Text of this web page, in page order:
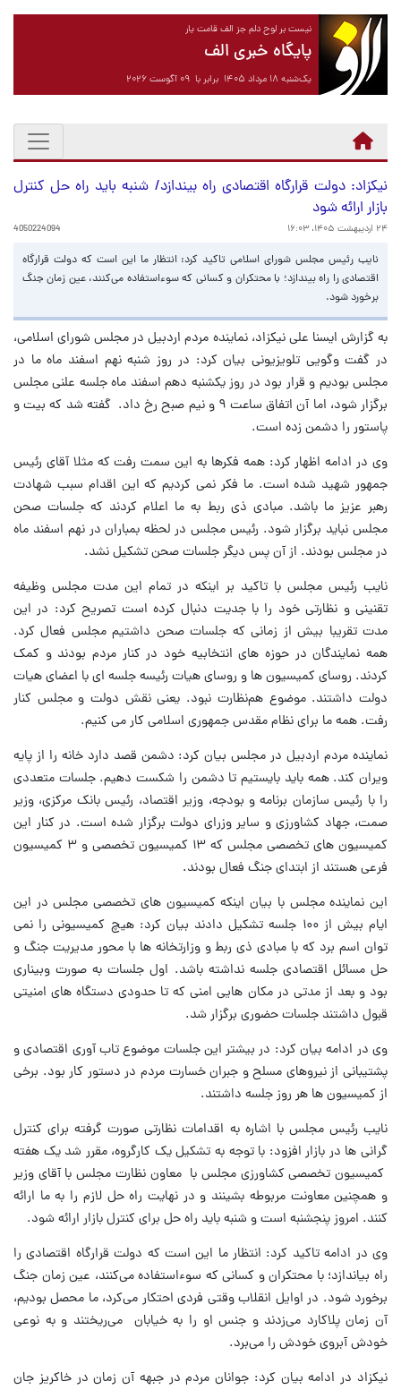
نیست بر لوح دلم جز الف قامت یار
پایگاه خبری الف
یک‌شنبه ۱۸ مرداد ۱۴۰۵ برابر با ۰۹ آگوست ۲۰۲۶
نیکزاد: دولت قرارگاه اقتصادی راه بیندازد/ شنبه باید راه حل کنترل
بازار ارائه شود
۲۴ اردیبهشت ۱۴۰۵، ۱۶:۰۳ 4050224094
نایب رئیس مجلس شورای اسلامی تاکید کرد: انتظار ما این است که دولت قرارگاه
اقتصادی را راه بیندازد؛ با محتکران و کسانی که سوءاستفاده می‌کنند، عین زمان جنگ
برخورد شود.
به گزارش ایسنا علی نیکزاد، نماینده مردم اردبیل در مجلس شورای اسلامی،
در گفت وگویی تلویزیونی بیان کرد: در روز شنبه نهم اسفند ماه ما در
مجلس بودیم و قرار بود در روز یکشنبه دهم اسفند ماه جلسه علنی مجلس
برگزار شود، اما آن اتفاق ساعت ۹ و نیم صبح رخ داد. گفته شد که بیت و
پاستور را دشمن زده است.
وی در ادامه اظهار کرد: همه فکرها به این سمت رفت که مثلا آقای رئیس
جمهور شهید شده است. ما فکر نمی کردیم که این اقدام سبب شهادت
رهبر عزیز ما باشد. مبادی ذی ربط به ما اعلام کردند که جلسات صحن
مجلس نباید برگزار شود. رئیس مجلس در لحظه بمباران در نهم اسفند ماه
در مجلس بودند. از آن پس دیگر جلسات صحن تشکیل نشد.
نایب رئیس مجلس با تاکید بر اینکه در تمام این مدت مجلس وظیفه
تقنینی و نظارتی خود را با جدیت دنبال کرده است تصریح کرد: در این
مدت تقریبا بیش از زمانی که جلسات صحن داشتیم مجلس فعال کرد.‌
همه نمایندگان در حوزه های انتخابیه خود در کنار مردم بودند و کمک
کردند. روسای کمیسیون ها و روسای هیات رئیسه جلسه ای با اعضای هیات
دولت داشتند. موضوع هم‌نظارت نبود. یعنی نقش دولت و مجلس کنار
رفت. همه ما برای نظام مقدس جمهوری اسلامی کار می کنیم.
نماینده مردم اردبیل در مجلس بیان کرد: دشمن قصد دارد خانه را از پایه
ویران کند. همه باید بایستیم تا دشمن را شکست دهیم. جلسات متعددی
را با رئیس سازمان برنامه و بودجه، وزیر اقتصاد، رئیس بانک مرکزی، وزیر
صمت، جهاد کشاورزی و سایر وزرای دولت برگزار شده است. در کنار این
کمیسیون های تخصصی مجلس که ۱۳ کمیسیون تخصصی و ۳ کمیسیون
فرعی هستند از ابتدای جنگ فعال بودند.
این نماینده مجلس با بیان اینکه کمیسیون های تخصصی مجلس در این
ایام بیش از ۱۰۰ جلسه تشکیل دادند بیان کرد: هیچ کمیسیونی را نمی
توان اسم برد که با مبادی ذی ربط و وزارتخانه ها با محور مدیریت جنگ و
حل مسائل اقتصادی جلسه نداشته باشد. اول جلسات به صورت وبیناری
بود و بعد از مدتی در مکان هایی امنی که تا حدودی دستگاه های امنیتی
قبول داشتند جلسات حضوری برگزار شد.
وی در ادامه بیان کرد: در بیشتر این جلسات موضوع تاب آوری اقتصادی و
پشتیبانی از نیروهای مسلح و جبران خسارت مردم در دستور کار بود. برخی
از کمیسیون ها هر روز جلسه داشتند.
نایب رئیس مجلس با اشاره به اقدامات نظارتی صورت گرفته برای کنترل
گرانی ها در بازار افزود: با توجه به تشکیل یک کارگروه، مقرر شد یک هفته
کمیسیون تخصصی کشاورزی مجلس با معاون نظارت مجلس با آقای وزیر
و همچنین معاونت مربوطه بشینند و در نهایت راه حل لازم را به ما ارائه
کنند. امروز پنجشنبه است و شنبه باید راه حل برای کنترل بازار ارائه شود.
وی در ادامه تاکید کرد: انتظار ما این است که دولت قرارگاه اقتصادی را
راه بیاندازد؛ با محتکران و کسانی که سوءاستفاده می‌کنند، عین زمان جنگ
برخورد شود. در اوایل انقلاب وقتی فردی احتکار می‌کرد، ما محصل بودیم،
آن زمان پلاکارد می‌زدند و جنس او را به خیابان می‌ریختند و به نوعی
خودش آبروی خودش را می‌برد.
نیکزاد در ادامه بیان کرد: جوانان مردم در جبهه آن زمان در خاکریز جان